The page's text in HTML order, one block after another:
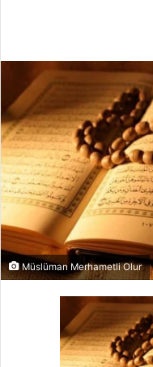
Müslüman Merhametli Olur